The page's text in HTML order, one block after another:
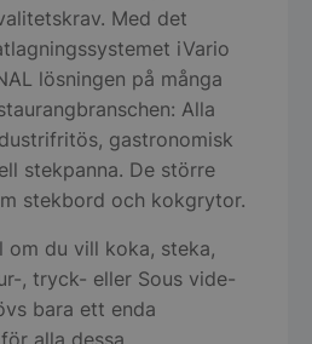
Med det
iVario
lösningen på många
Alla
gastronomisk
stekpanna. De större
stekbord och kokgrytor.
om du vill koka, steka,
, tryck- eller Sous vide-
bara ett enda